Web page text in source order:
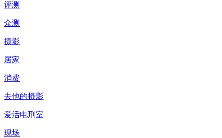
评测
众测
摄影
居家
消费
去他的摄影
爱活电刑室
现场